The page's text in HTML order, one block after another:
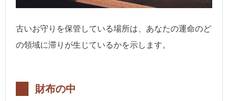
古いお守りを保管している場所は、あなたの運命のど
の領域に滞りが生じているかを示します。
財布の中